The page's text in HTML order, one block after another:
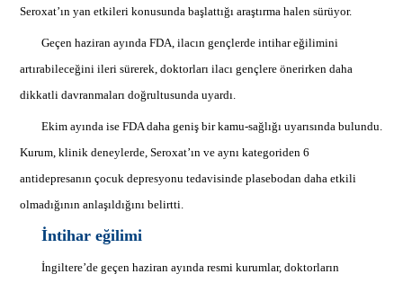
Seroxat’ın yan etkileri konusunda başlattığı araştırma halen sürüyor.
Geçen haziran ayında FDA, ilacın gençlerde intihar eğilimini
artırabileceğini ileri sürerek, doktorları ilacı gençlere önerirken daha
dikkatli davranmaları doğrultusunda uyardı.
Ekim ayında ise FDA daha geniş bir kamu-sağlığı uyarısında bulundu.
Kurum, klinik deneylerde, Seroxat’ın ve aynı kategoriden 6
antidepresanın çocuk depresyonu tedavisinde plasebodan daha etkili
olmadığının anlaşıldığını belirtti.
İntihar eğilimi
İngiltere’de geçen haziran ayında resmi kurumlar, doktorların